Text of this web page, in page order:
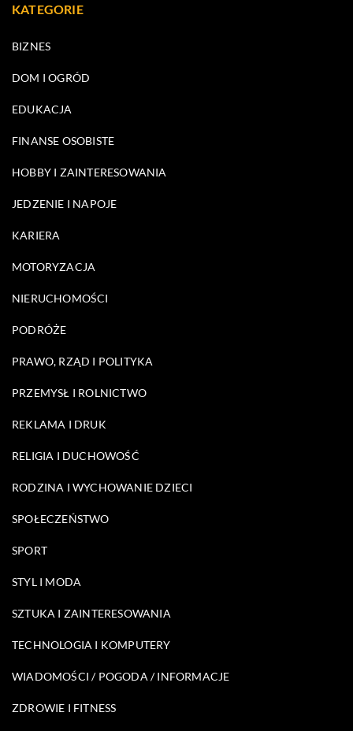
KATEGORIE
BIZNES
DOM I OGRÓD
EDUKACJA
FINANSE OSOBISTE
HOBBY I ZAINTERESOWANIA
JEDZENIE I NAPOJE
KARIERA
MOTORYZACJA
NIERUCHOMOŚCI
PODRÓŻE
PRAWO, RZĄD I POLITYKA
PRZEMYSŁ I ROLNICTWO
REKLAMA I DRUK
RELIGIA I DUCHOWOŚĆ
RODZINA I WYCHOWANIE DZIECI
SPOŁECZEŃSTWO
SPORT
STYL I MODA
SZTUKA I ZAINTERESOWANIA
TECHNOLOGIA I KOMPUTERY
WIADOMOŚCI / POGODA / INFORMACJE
ZDROWIE I FITNESS